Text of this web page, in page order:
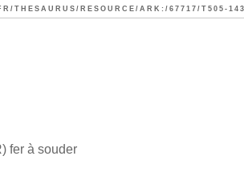
THESAURUS/RESOURCE/ARK:/67717/T505-
fer à souder